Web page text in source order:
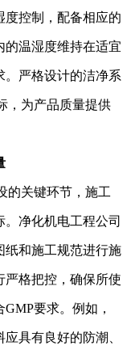
度控制，配备相应的
的温湿度维持在适宜
。严格设计的洁净系
，为产品质量提供
关键环节，施工
净化机电工程公司
纸和施工规范进行施
严格把控，确保所使
要求。例如，
具有良好的防潮、